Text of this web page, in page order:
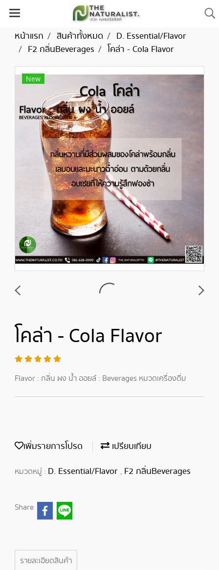
หน้าแรก สินค้าทั้งหมด
D. Essential/Flavor
F2 กลิ่นBeverages
โคล่า - Cola Flavor
New
โคล่า - Cola Flavor
Flavor : กลิ่น ผง น้ำ ออยล์ : Beverages หมวดเครื่องดื่ม
เพิ่มรายการโปรด เปรียบเทียบ
หมวดหมู่ : D. Essential/Flavor , F2 กลิ่นBeverages
Share
รายละเอียดสินค้า